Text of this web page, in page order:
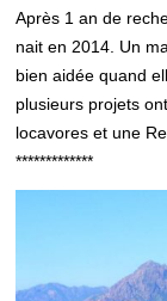
Après 1 an de
nait en 2014. Un
bien aidée quand
plusieurs projets
locavores et une
*************